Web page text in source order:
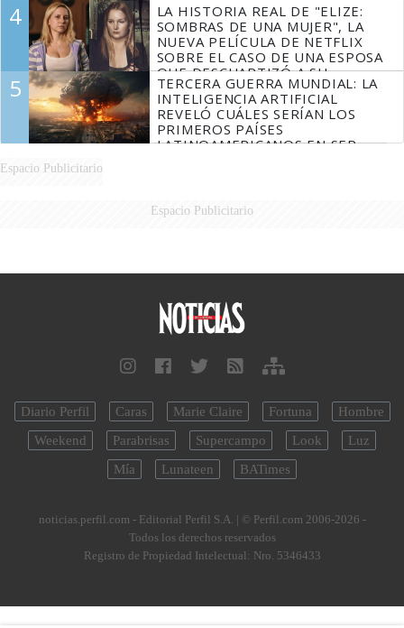
4
LA HISTORIA REAL DE "ELIZE:
SOMBRAS DE UNA MUJER", LA
NUEVA PELÍCULA DE NETFLIX
SOBRE EL CASO DE UNA ESPOSA
QUE DESCUARTIZÓ A SU
MARIDO
5
TERCERA GUERRA MUNDIAL: LA
INTELIGENCIA ARTIFICIAL
REVELÓ CUÁLES SERÍAN LOS
PRIMEROS PAÍSES
LATINOAMERICANOS EN SER
Espacio Publicitario
Espacio Publicitario
Diario Perfil Caras Marie Claire Fortuna
Hombre
Weekend
Parabrisas Supercampo Look
Luz
Mía
Lunateen BATimes
noticias.perfil.com - Editorial Perfil S.A. | © Perfil.com 2006-2026 -
Todos los derechos reservados
Registro de Propiedad Intelectual: Nro. 5346433